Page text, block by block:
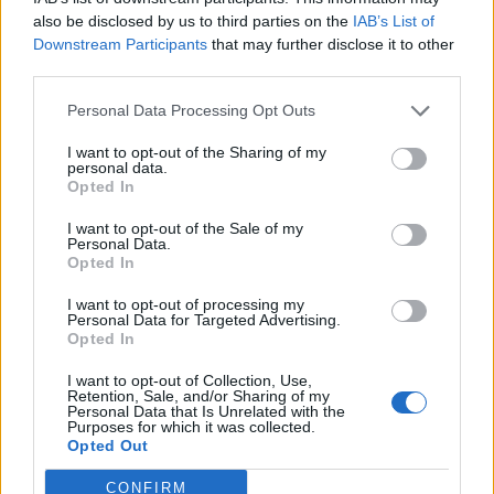
also be disclosed by us to third parties on the IAB’s List of
Downstream Participants that may further disclose it to other
Personal Data Processing Opt Outs
I want to opt-out of the Sharing of my
personal data.
Opted In
I want to opt-out of the Sale of my
Personal Data.
Opted In
I want to opt-out of processing my
Personal Data for Targeted Advertising.
Opted In
I want to opt-out of Collection, Use,
Retention, Sale, and/or Sharing of my
Personal Data that Is Unrelated with the
Purposes for which it was collected.
Opted Out
CONFIRM
Изкуствен интелект за първи път
създаде нови жизнеспособни вируси
07.08.2026 / 15:30